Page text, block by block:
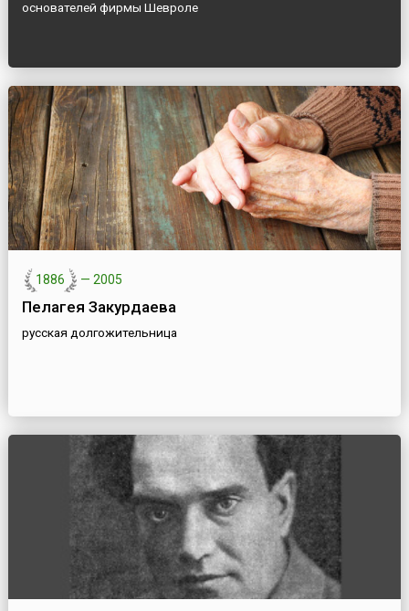
основателей фирмы Шевроле
1886 — 2005
Пелагея Закурдаева
русская долгожительница